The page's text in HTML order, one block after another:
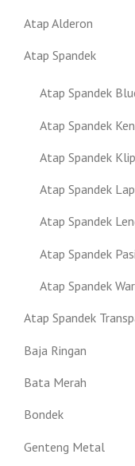
Atap Alderon
Atap Spandek
Atap Spandek
Atap Spandek
Atap Spandek
Atap Spandek
Atap Spandek
Atap Spandek
Atap Spandek
Atap Spandek
Baja Ringan
Bata Merah
Bondek
Genteng Metal